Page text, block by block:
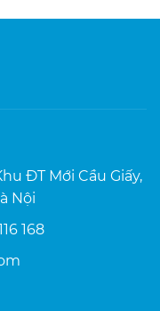
ĐT Mới Cầu Giấy,
Nội
168